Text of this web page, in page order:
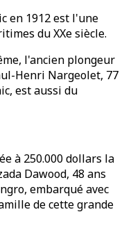
en 1912 est l'une
du XXe siècle.
l'ancien plongeur
Henri Nargeolet, 77
est aussi du
à 250.000 dollars la
Dawood, 48 ans
embarqué avec
de cette grande